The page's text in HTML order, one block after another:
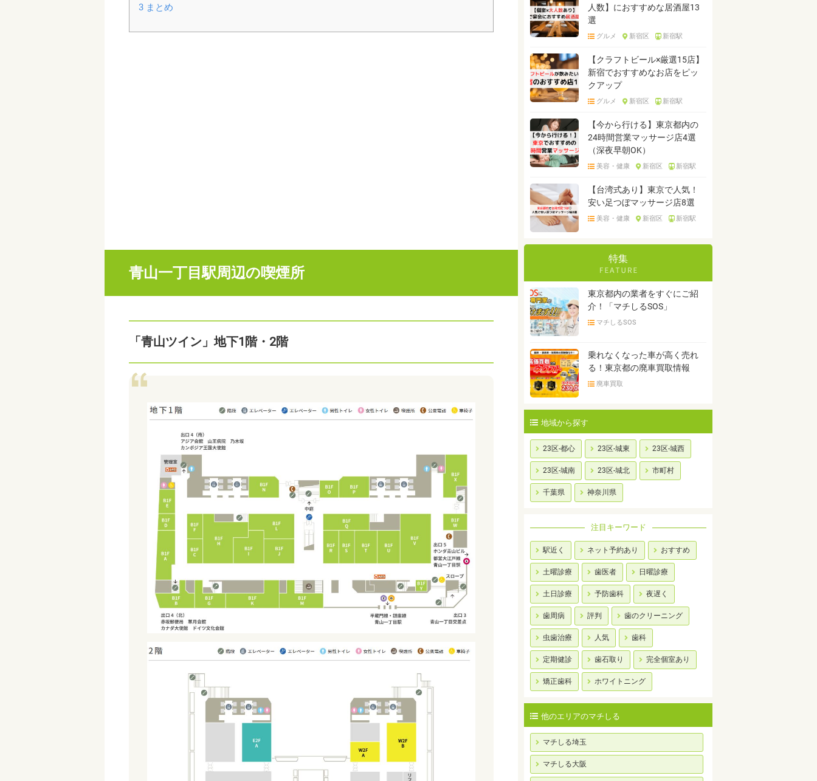
3まとめ
青山一丁目駅周辺の喫煙所
「青山ツイン」地下1階・2階
人数】におすすめな居酒屋13
選
グルメ 新宿区 新宿駅
【クラフトビール×厳選15店】
新宿でおすすめなお店をピッ
クアップ
グルメ 新宿区 新宿駅
【今から行ける】東京都内の
24時間営業マッサージ店4選
（深夜早朝OK）
美容・健康 新宿区 新宿駅
【台湾式あり】東京で人気！
安い足つぼマッサージ店8選
美容・健康 新宿区 新宿駅
特集
東京都内の業者をすぐにご紹
介！「マチしるSOS」
マチしるSOS
乗れなくなった車が高く売れ
る！東京都の廃車買取情報
廃車買取
地域から探す
23区-都心 23区-城東 23区-城西
23区-城南 23区-城北 市町村
千葉県 神奈川県
注目キーワード
駅近く ネット予約あり おすすめ
土曜診療 歯医者 日曜診療
土日診療 予防歯科 夜遅く
歯周病 評判 歯のクリーニング
虫歯治療 人気 歯科
定期健診 歯石取り 完全個室あり
矯正歯科 ホワイトニング
他のエリアのマチしる
マチしる埼玉
マチしる大阪